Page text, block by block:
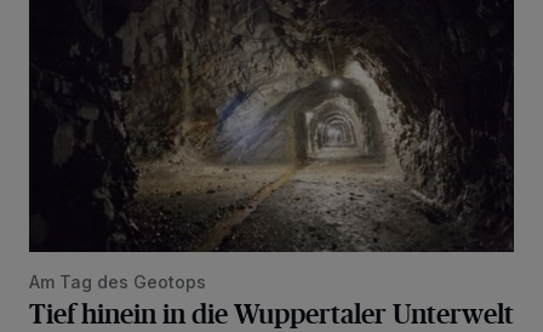
Am Tag des Geotops
Tief hinein in die Wuppertaler Unterwelt